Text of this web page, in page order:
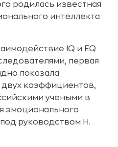
родилась известная
интеллекта
IQ и EQ
первая
показала
коэффициентов,
учеными в
эмоционального
руководством Н.